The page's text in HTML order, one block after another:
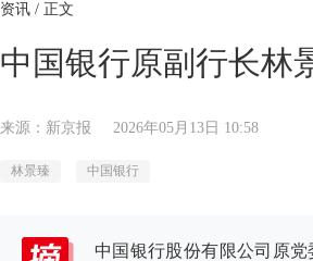
资讯 / 正文
中国银行原副行长林
来源：新京报 2026年05月13日 10:58
林景臻 中国银行
中国银行股份有限公司原